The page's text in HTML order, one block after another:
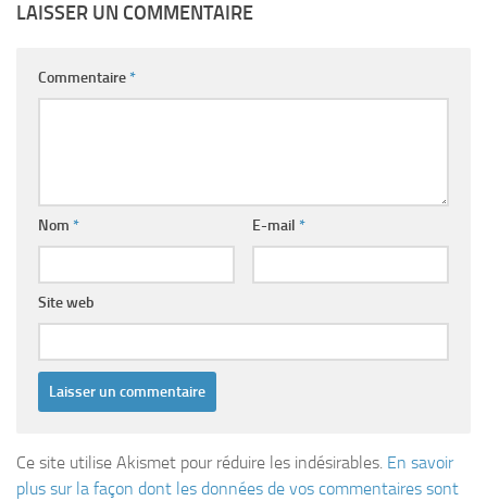
LAISSER UN COMMENTAIRE
Commentaire*
Nom * E-mail *
Site web
Ce site utilise Akismet pour réduire les indésirables. En savoir
plus sur la façon dont les données de vos commentaires sont